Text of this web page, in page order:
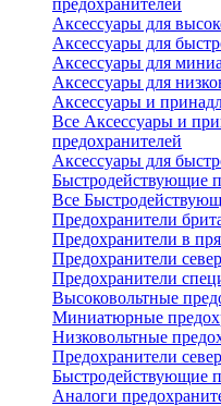
предохранителей
Аксессуары для
Аксессуары для
Аксессуары для
Аксессуары для
Аксессуары и
Все Аксессуары и
предохранителей
Аксессуары для
Быстродействующие
Все
Предохранители
Предохранители в
Предохранители
Предохранители
Высоковольтные
Миниатюрные
Низковольтные
Предохранители
Быстродействующие
Аналоги